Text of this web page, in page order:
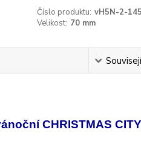
Číslo produktu: vH5N-2-
Velikost: 70 mm
CHRISTMAS CITY